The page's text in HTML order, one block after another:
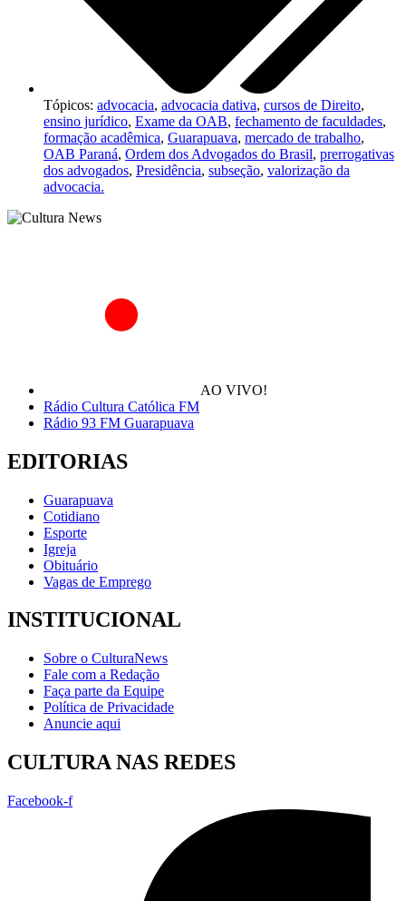
Tópicos: advocacia, advocacia dativa, cursos de Direito,
ensino jurídico, Exame da OAB, fechamento de faculdades,
formação acadêmica, Guarapuava, mercado de trabalho,
OAB Paraná, Ordem dos Advogados do Brasil, prerrogativas
dos advogados, Presidência, subseção, valorização da
advocacia.
AO VIVO!
Rádio Cultura Católica FM
Rádio 93 FM Guarapuava
EDITORIAS
Guarapuava
Cotidiano
Esporte
Igreja
Obituário
Vagas de Emprego
INSTITUCIONAL
Sobre o CulturaNews
Fale com a Redação
Faça parte da Equipe
Política de Privacidade
Anuncie aqui
CULTURA NAS REDES
Facebook-f